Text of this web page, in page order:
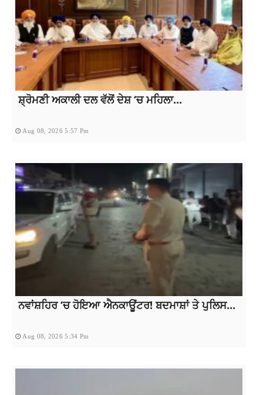
ਸ਼੍ਰੋਮਣੀ ਅਕਾਲੀ ਦਲ ਵੱਲੋਂ ਦੇਸ਼ ‘ਚ ਮਹਿਲਾ...
Aug 08, 2026 5:57 Pm
ਨਵਾਂਸ਼ਹਿਰ ‘ਚ ਹੋਇਆ ਐਨਕਾਊਂਟਰ! ਬਦਮਾਸ਼ਾਂ ਤੇ ਪੁਲਿਸ...
Aug 08, 2026 5:34 Pm